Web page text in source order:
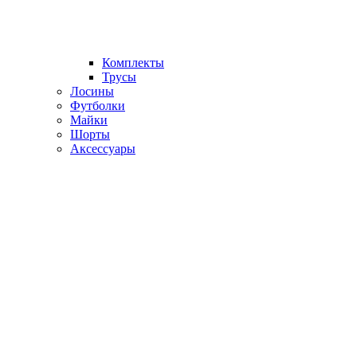
Комплекты
Трусы
Лосины
Футболки
Майки
Шорты
Аксессуары